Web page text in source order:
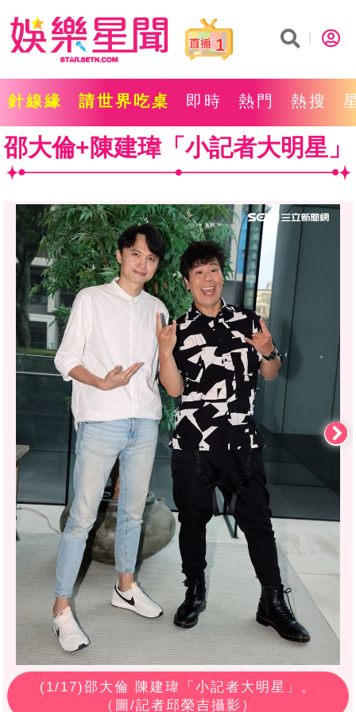
1
針線緣 請世界吃桌 即時 熱門 熱搜
邵大倫+陳建瑋「小記者大明星」
(1/17)邵大倫 陳建瑋「小記者大明星」。
（圖/記者邱榮吉攝影）